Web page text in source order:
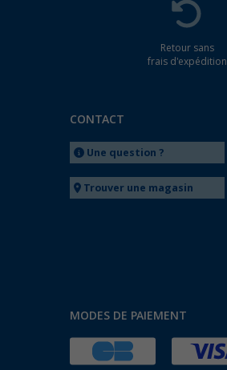
Retour sans
frais d'expédition
CONTACT
Une question ?
Trouver une magasin
MODES DE PAIEMENT